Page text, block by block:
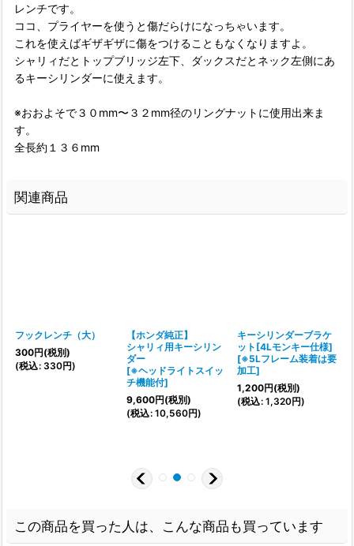
レンチです。
ココ、プライヤーを使うと傷だらけになっちゃいます。
これを使えばギザギザに傷をつけることもなくなりますよ。
シャリィだとトップブリッジ左下、ダックスだとネック左側にあ
るキーシリンダーに使えます。
※おおよそで３０mm〜３２mm径のリングナットに使用出来ま
す。
全長約１３６mm
関連商品
フックレンチ（大）
300円(税別)
(税込: 330円)
【ホンダ純正】
シャリィ用キーシリン
ダー
[※ヘッドライトスイッ
チ機能付]
9,600円(税別)
(税込: 10,560円)
キーシリンダーブラケ
ット[4Lモンキー仕様]
[※5Lフレーム装着は要
加工]
1,200円(税別)
(税込: 1,320円)
この商品を買った人は、こんな商品も買っています